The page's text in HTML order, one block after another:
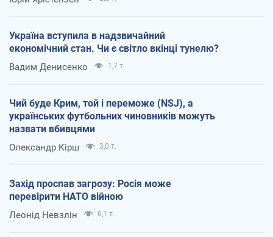
Україна вступила в надзвичайний
економічний стан. Чи є світло вкінці тунелю?
Вадим Денисенко 1,7 т.
Чий буде Крим, той і переможе (NSJ), а
українських футбольних чиновників можуть
назвати вбивцями
Олександр Кірш 3,0 т.
Захід проспав загрозу: Росія може
перевірити НАТО війною
Леонід Невзлін 6,1 т.